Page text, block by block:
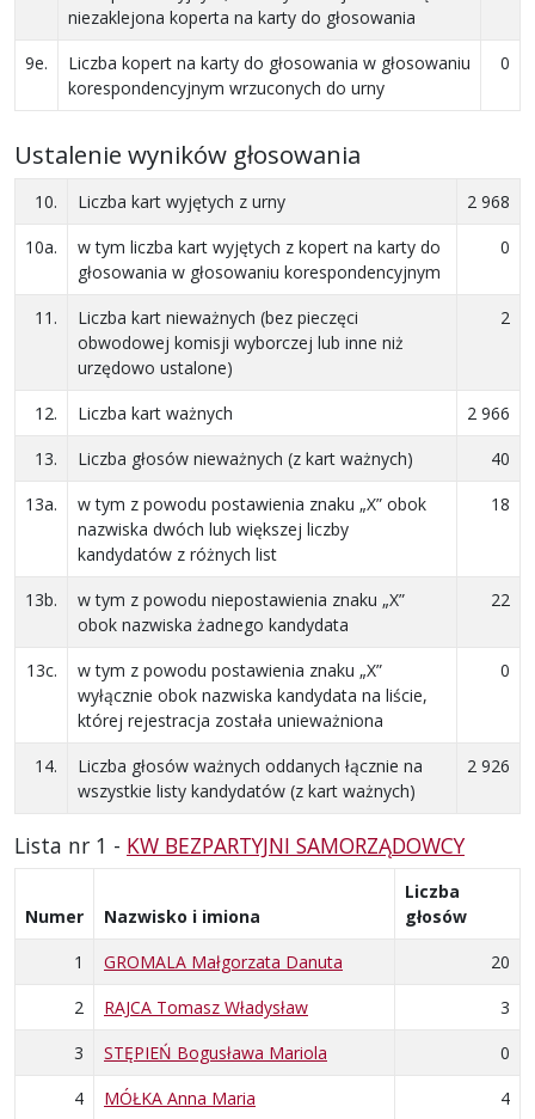
niezaklejona koperta na karty do głosowania
9e.
Liczba kopert na karty do głosowania w głosowaniu
korespondencyjnym wrzuconych do urny
0
Ustalenie wyników głosowania
10. Liczba kart wyjętych z urny
2 968
10a.
w tym liczba kart wyjętych z kopert na karty do
głosowania w głosowaniu korespondencyjnym
0
11.
Liczba kart nieważnych (bez pieczęci
obwodowej komisji wyborczej lub inne niż
urzędowo ustalone)
2
12. Liczba kart ważnych
2 966
13.
Liczba głosów nieważnych (z kart ważnych)
40
13a.
w tym z powodu postawienia znaku „X” obok
nazwiska dwóch lub większej liczby
kandydatów z różnych list
18
13b.
w tym z powodu niepostawienia znaku „X”
obok nazwiska żadnego kandydata
22
13c.
w tym z powodu postawienia znaku „X”
wyłącznie obok nazwiska kandydata na liście,
której rejestracja została unieważniona
0
14.
Liczba głosów ważnych oddanych łącznie na
wszystkie listy kandydatów (z kart ważnych)
2 926
Lista nr 1 - KW BEZPARTYJNI SAMORZĄDOWCY
Numer Nazwisko i imiona
Liczba
głosów
1
GROMALA Małgorzata Danuta
20
2
RAJCA Tomasz Władysław
3
3
STĘPIEŃ Bogusława Mariola
0
4
MÓŁKA Anna Maria
4